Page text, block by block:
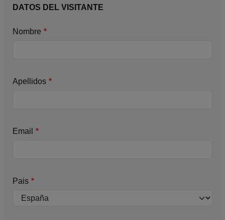
DATOS DEL VISITANTE
Nombre
Apellidos
Email
Pais